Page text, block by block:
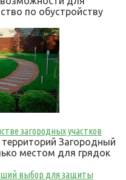
по обустройству
загородных участков
Загородный
местом для грядок
выбор для защиты